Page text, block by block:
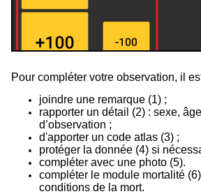
Pour compléter votre observation, il
joindre une remarque (1) ;
rapporter un détail (2) : sexe,
d’observation ;
d'apporter un code atlas (3) ;
protéger la donnée (4) si
compléter avec une photo (5).
compléter le module mortalité (6
conditions de la mort.